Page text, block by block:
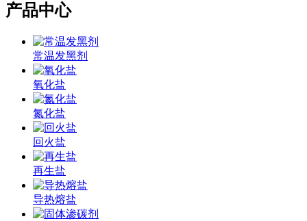
产品中心
常温发黑剂
氧化盐
氮化盐
回火盐
再生盐
导热熔盐